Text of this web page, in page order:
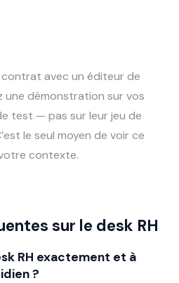
avec un éditeur de
une démonstration sur vos
test — pas sur leur jeu de
le seul moyen de voir ce
contexte.
sur le desk RH
RH exactement et à
?